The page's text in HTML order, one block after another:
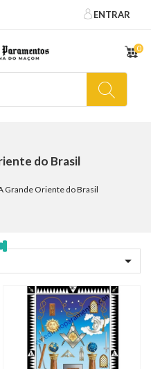
ENTRAR
0
do Brasil
Grande Oriente do Brasil
